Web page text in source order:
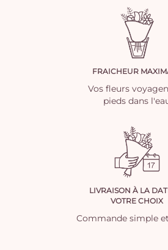
FRAICHEUR
Vos fleurs
pieds dans
LIVRAISON À LA
VOTRE CHOIX
Commande simple